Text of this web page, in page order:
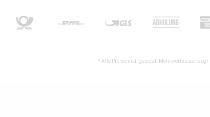
* Alle Preise inkl. gesetzl. Mehrwertsteuer zzgl.